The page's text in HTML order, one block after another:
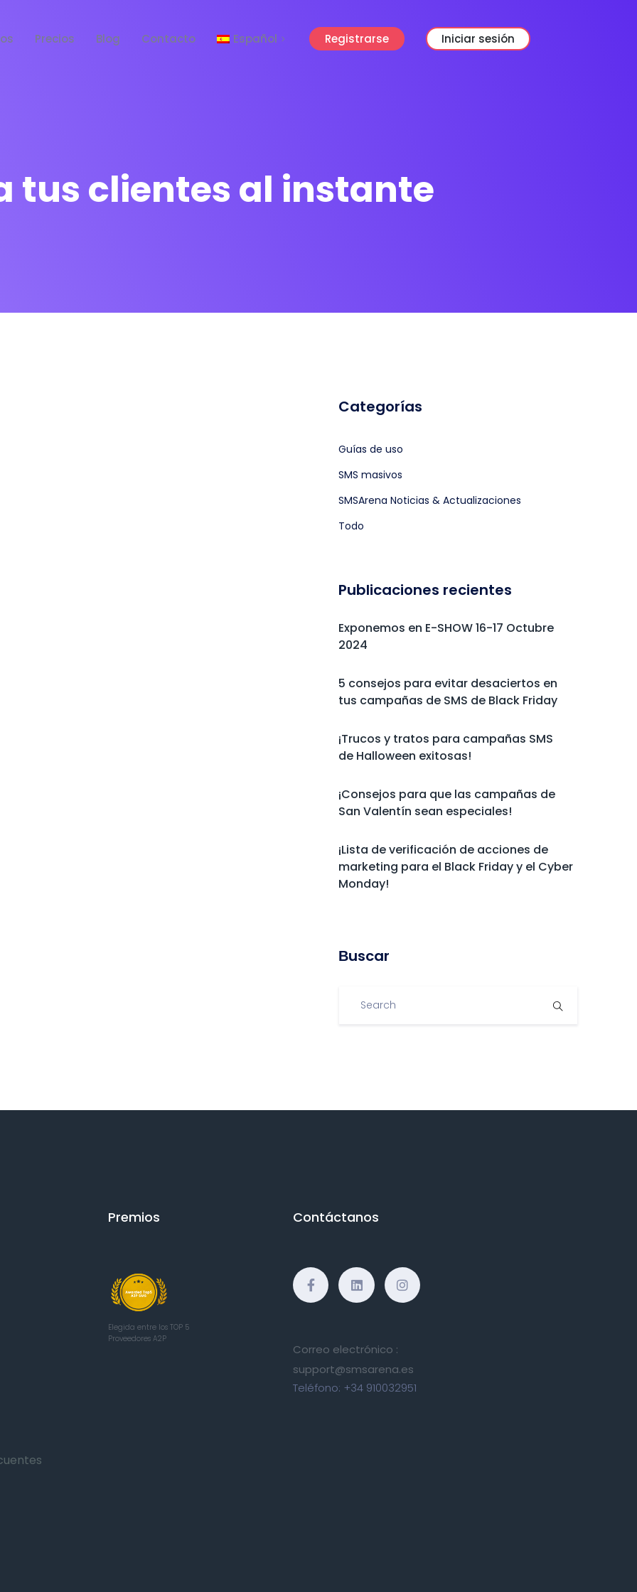
Precios Blog Contacto Español Registrarse Iniciar sesión
tus clientes al instante
Categorías
Guías de uso
SMS masivos
SMSArena Noticias & Actualizaciones
Todo
Publicaciones recientes
Exponemos en E-SHOW 16-17 Octubre
2024
5 consejos para evitar desaciertos en
tus campañas de SMS de Black Friday
¡Trucos y tratos para campañas SMS
de Halloween exitosas!
¡Consejos para que las campañas de
San Valentín sean especiales!
¡Lista de verificación de acciones de
marketing para el Black Friday y el Cyber
Monday!
Βuscar
Premios
Elegida entre los TOP 5
Proveedores A2P
Contáctanos
Correo electrónico :
support@smsarena.es
Teléfono: +34 910032951